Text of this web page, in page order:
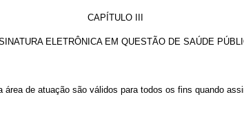
CAPÍTULO III
ELETRÔNICA EM QUESTÃO DE SAÚDE
de atuação são válidos para todos os fins quando